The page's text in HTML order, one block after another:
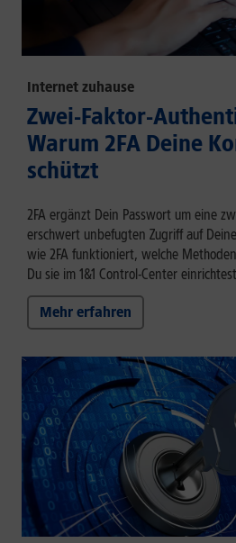
Internet zuhause
Zwei-Faktor-
Warum 2FA Deine
schützt
2FA ergänzt Dein Passwort um eine
erschwert unbefugten Zugriff auf
wie 2FA funktioniert, welche
Du sie im 1&1 Control-Center
Mehr erfahren